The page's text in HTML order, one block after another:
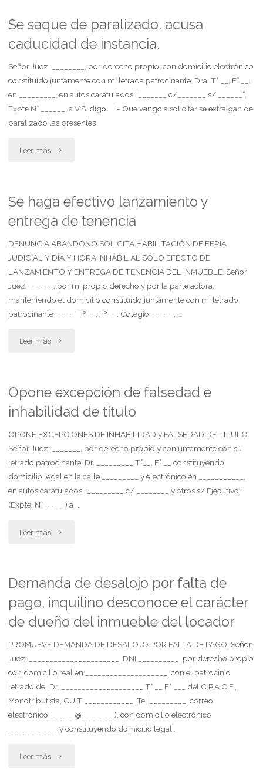
escritura
pública.
de
de
bienes"
Se saque de paralizado. acusa
caducidad de instancia.
Señor Juez: ________, por derecho propio, con domicilio electrónico
constituído juntamente con mi letrada patrocinante, Dra. T° __, F° __,
en _________, en autos caratulados “_______ c/_______ s/ ______”,
Expte N° ______, a V.S. digo: I.- Que vengo a solicitar se extraigan de
paralizado las presentes
Leer más "Se
paralizado.
acusa
de
instancia."
Se haga efectivo lanzamiento y
entrega de tenencia
DENUNCIA ABANDONO SOLICITA HABILITACIÓN DE FERIA
JUDICIAL Y DÍA Y HORA INHÁBIL AL SOLO EFECTO DE
LANZAMIENTO Y ENTREGA DE TENENCIA DEL INMUEBLE. Señor
Juez: ______, por mi propio derecho y por la parte actora,
manteniendo el domicilio constituido juntamente con mi letrado
patrocinante _____ Tº __, Fº __, Colegio______, …
Leer más "Se
lanzamiento
y
de
tenencia"
Opone excepción de falsedad e
inhabilidad de título
OPONE EXCEPCIONES DE INHABILIDAD y FALSEDAD DE TITULO
Señor Juez: _______, por derecho propio y conjuntamente con su
letrado patrocinante, Dr. _________ T°__, F° __ constituyendo
domicilio legal en la calle _________ y electrónico en ___________,
en autos caratulados “_________ c/ ________ y otros s/ Ejecutivo”
(Expte. N° _____) a …
Leer más "Opone
de
falsedad
e
inhabilidad
de
Demanda de desalojo por falta de
pago, inquilino desconoce el carácter
de dueño del inmueble del locador
PROMUEVE DEMANDA DE DESALOJO POR FALTA DE PAGO. Señor
Juez: ______________________, DNI __________, por derecho propio
con domicilio real en ____________________, con el patrocinio
letrado del Dr. ____________________ T° __ F° ___ del C.P.A.C.F.,
Monotributista, CUIT ____________, Tel _________, correo
electrónico ______@________), con domicilio electrónico
____________ y constituyendo domicilio legal …
Leer más "Demanda